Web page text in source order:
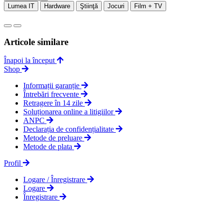
Lumea IT
Hardware Ştiinţă Jocuri Film + TV
Articole similare
Înapoi la început
Shop
Informații garanție
Întrebări frecvente
Retragere în 14 zile
Soluționarea online a litigiilor
ANPC
Declarația de confidențialitate
Metode de preluare
Metode de plata
Profil
Logare / Înregistrare
Logare
Înregistrare